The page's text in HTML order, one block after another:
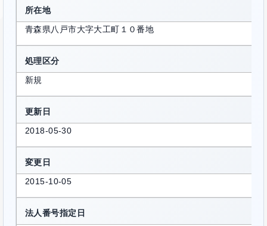
所在地
青森県八戸市大字大工町１０番地
処理区分
新規
更新日
2018-05-30
変更日
2015-10-05
法人番号指定日